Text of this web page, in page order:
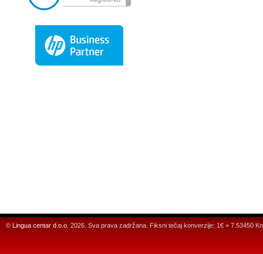
© Lingua centar d.o.o. 2026. Sva prava zadržana. Fiksni tečaj konverzije: 1€ = 7.53450 Kn